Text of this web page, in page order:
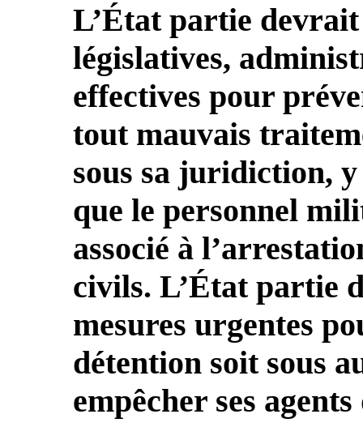
L’État partie
législatives,
effectives pour
tout mauvais
sous sa juridiction,
que le personnel
associé à
civils. L’État partie
mesures urgentes
détention soit sous
empêcher ses